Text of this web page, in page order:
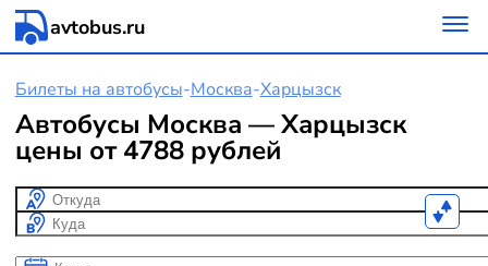
avtobus.ru
Билеты на автобусы-Москва-Харцызск
Автобусы Москва — Харцызск
цены от 4788 рублей
Откуда
Куда
Когда